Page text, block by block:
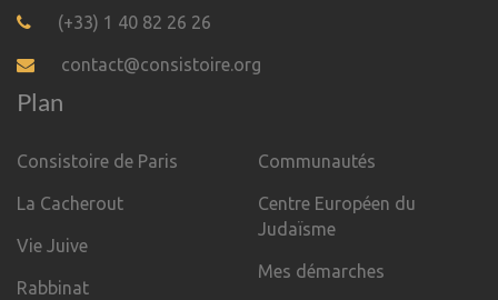
(+33) 1 40 82 26 26
contact@consistoire.org
Plan
Consistoire de Paris
La Cacherout
Vie Juive
Rabbinat
Communautés
Centre Européen du
Judaïsme
Mes démarches